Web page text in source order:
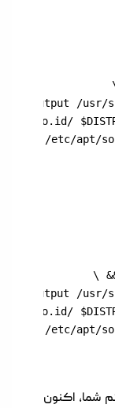
شما، اکنون